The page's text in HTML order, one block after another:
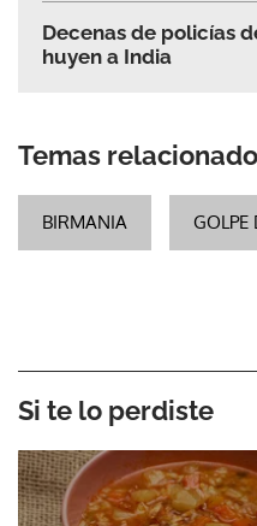
Decenas de policías
huyen a India
Temas
BIRMANIA GOLPE
Si te lo perdiste